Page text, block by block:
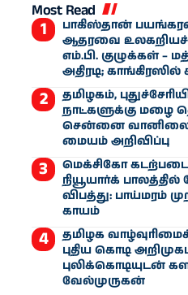
Most Read
பாகிஸ்தான்
ஆதரவை உலகறியச்
எம்.பி. குழுக்கள் –
அதிரடி;
தமிழகம்,
நாட்களுக்கு மழை
சென்னை வானிலை
மையம் அறிவிப்பு
மெக்சிகோ
நியூயார்க் பாலத்தில்
விபத்து: பாய்மரம்
காயம்
தமிழக
புதிய கொடி
புலிக்கொடியுடன்
வேல்முருகன்